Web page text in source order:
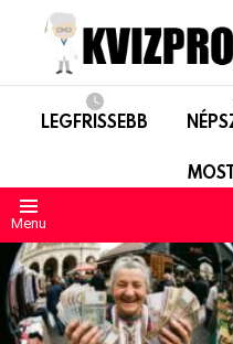
LEGFRISSEBB
Menu
LEGUTÓBBIAK